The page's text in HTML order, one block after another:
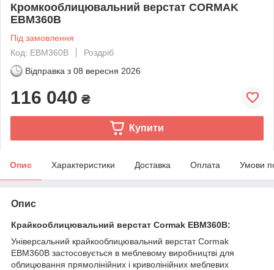
Кромкооблицювальний верстат CORMAK
EBM360B
Під замовлення
Код: EBM360B
Роздріб
Відправка з 08 вересня 2026
116 040 ₴
Купити
Опис Характеристики Доставка Оплата Умови
Опис
Крайкооблицювальний верстат Cormak EBM360B:
Універсальний крайкооблицювальний верстат Cormak
EBM360B застосовується в меблевому виробництві для
облицювання прямолінійних і криволінійних меблевих